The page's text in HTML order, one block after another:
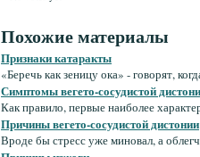
Похожие материалы
Признаки катаракты
«Беречь как зеницу ока» - говорят,
Симптомы вегето-сосудистой
Как правило, первые наиболее
Причины вегето-сосудистой дистонии
Вроде бы стресс уже миновал, а